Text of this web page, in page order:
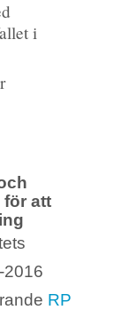
i
för att
2016
RP